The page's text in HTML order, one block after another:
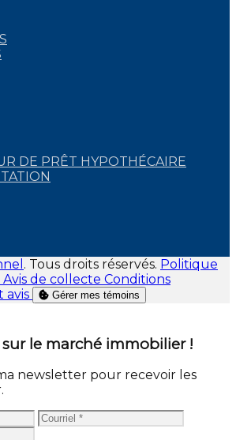
DE PRÊT HYPOTHÉCAIRE
. Tous droits réservés. Politique
Avis de collecte Conditions
avis
Gérer mes témoins
le marché immobilier !
newsletter pour recevoir les